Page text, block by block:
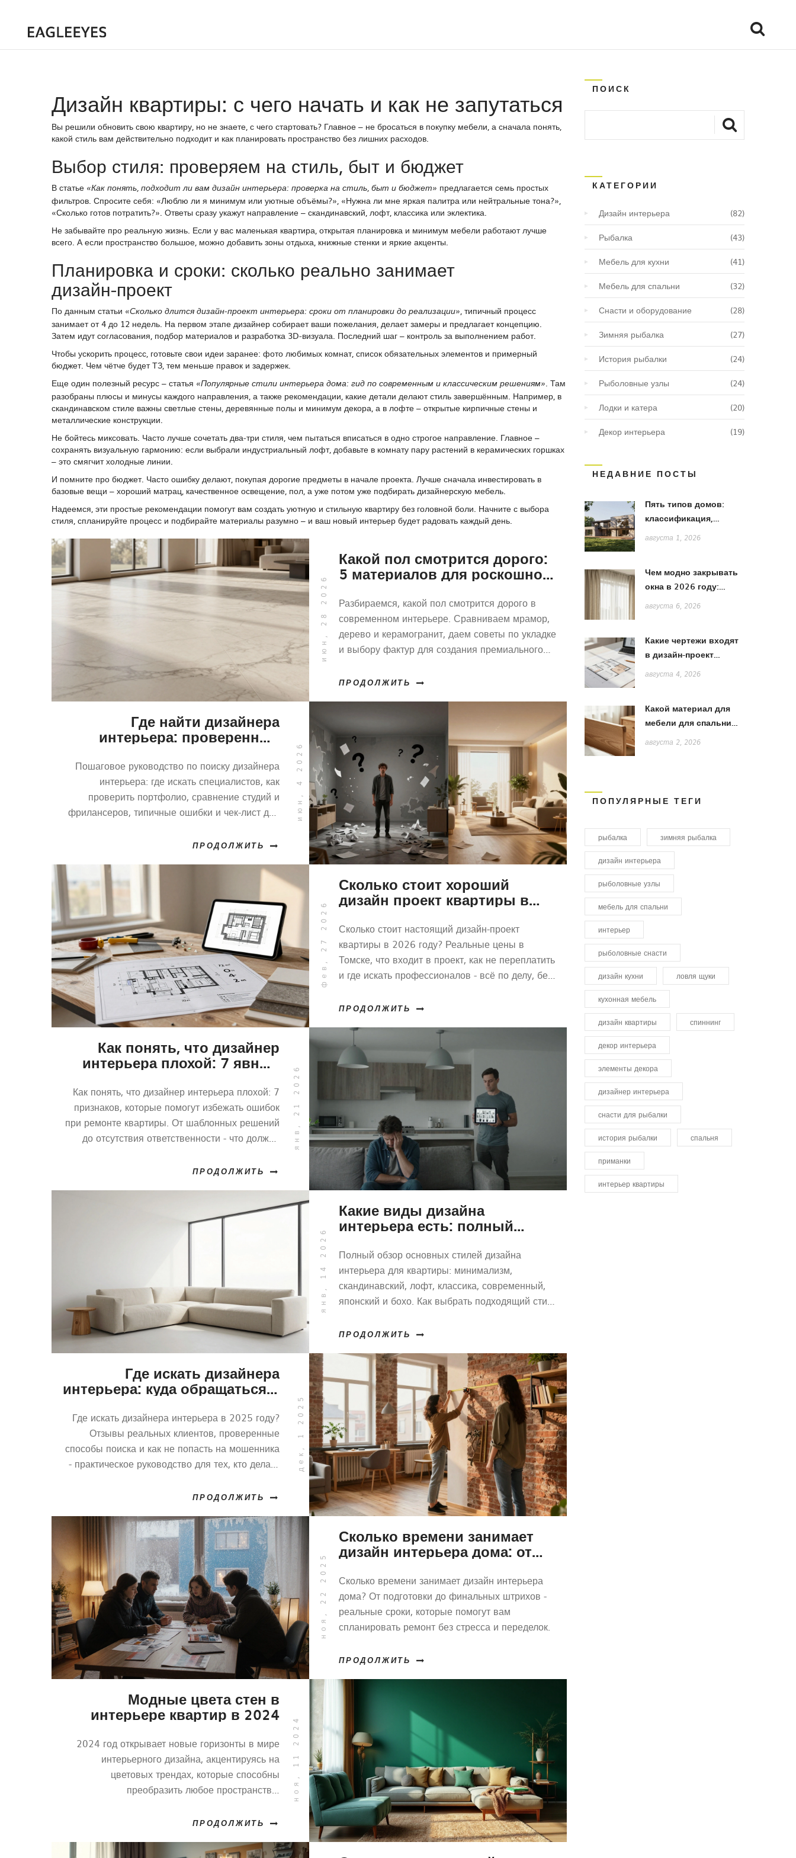
Дизайн квартиры: с чего начать и как не запутаться
Вы решили обновить свою квартиру, но не знаете, с чего стартовать? Главное – не бросаться в покупку мебели, а сначала понять,
какой стиль вам действительно подходит и как планировать пространство без лишних расходов.
Выбор стиля: проверяем на стиль, быт и бюджет
В статье «Как понять, подходит ли вам дизайн интерьера: проверка на стиль, быт и бюджет» предлагается семь простых
фильтров. Спросите себя: «Люблю ли я минимум или уютные объёмы?», «Нужна ли мне яркая палитра или нейтральные тона?»,
«Сколько готов потратить?». Ответы сразу укажут направление – скандинавский, лофт, классика или эклектика.
Не забывайте про реальную жизнь. Если у вас маленькая квартира, открытая планировка и минимум мебели работают лучше
всего. А если пространство большое, можно добавить зоны отдыха, книжные стенки и яркие акценты.
Планировка и сроки: сколько реально занимает
дизайн‑проект
По данным статьи «Сколько длится дизайн‑проект интерьера: сроки от планировки до реализации», типичный процесс
занимает от 4 до 12 недель. На первом этапе дизайнер собирает ваши пожелания, делает замеры и предлагает концепцию.
Затем идут согласования, подбор материалов и разработка 3D‑визуала. Последний шаг – контроль за выполнением работ.
Чтобы ускорить процесс, готовьте свои идеи заранее: фото любимых комнат, список обязательных элементов и примерный
бюджет. Чем чётче будет ТЗ, тем меньше правок и задержек.
Еще один полезный ресурс – статья «Популярные стили интерьера дома: гид по современным и классическим решениям». Там
разобраны плюсы и минусы каждого направления, а также рекомендации, какие детали делают стиль завершённым. Например, в
скандинавском стиле важны светлые стены, деревянные полы и минимум декора, а в лофте – открытые кирпичные стены и
металлические конструкции.
Не бойтесь миксовать. Часто лучше сочетать два‑три стиля, чем пытаться вписаться в одно строгое направление. Главное –
сохранять визуальную гармонию: если выбрали индустриальный лофт, добавьте в комнату пару растений в керамических горшках
– это смягчит холодные линии.
И помните про бюджет. Часто ошибку делают, покупая дорогие предметы в начале проекта. Лучше сначала инвестировать в
базовые вещи – хороший матрац, качественное освещение, пол, а уже потом уже подбирать дизайнерскую мебель.
Надеемся, эти простые рекомендации помогут вам создать уютную и стильную квартиру без головной боли. Начните с выбора
стиля, спланируйте процесс и подбирайте материалы разумно – и ваш новый интерьер будет радовать каждый день.
июн, 28 2026
Какой пол смотрится дорого:
5 материалов для роскошного
Разбираемся, какой пол смотрится дорого в
современном интерьере. Сравниваем мрамор,
дерево и керамогранит, даем советы по укладке
и выбору фактур для создания премиального
ПРОДОЛЖИТЬ
июн, 4 2026
Где найти дизайнера
интерьера: проверенные
выбору
Пошаговое руководство по поиску дизайнера
интерьера: где искать специалистов, как
проверить портфолио, сравнение студий и
фрилансеров, типичные ошибки и чек-лист для
ПРОДОЛЖИТЬ
фев, 27 2026
Сколько стоит хороший
дизайн проект квартиры в
Сколько стоит настоящий дизайн-проект
квартиры в 2026 году? Реальные цены в
Томске, что входит в проект, как не переплатить
и где искать профессионалов - всё по делу, без
ПРОДОЛЖИТЬ
янв, 21 2026
Как понять, что дизайнер
интерьера плохой: 7 явных
Как понять, что дизайнер интерьера плохой: 7
признаков, которые помогут избежать ошибок
при ремонте квартиры. От шаблонных решений
до отсутствия ответственности - что должно
ПРОДОЛЖИТЬ
янв, 14 2026
Какие виды дизайна
интерьера есть: полный
Полный обзор основных стилей дизайна
интерьера для квартиры: минимализм,
скандинавский, лофт, классика, современный,
японский и бохо. Как выбрать подходящий стиль
ПРОДОЛЖИТЬ
дек, 1 2025
Где искать дизайнера
интерьера: куда обращаться в
Где искать дизайнера интерьера в 2025 году?
Отзывы реальных клиентов, проверенные
способы поиска и как не попасть на мошенника
- практическое руководство для тех, кто делает
ПРОДОЛЖИТЬ
ноя, 22 2025
Сколько времени занимает
дизайн интерьера дома: от
Сколько времени занимает дизайн интерьера
дома? От подготовки до финальных штрихов -
реальные сроки, которые помогут вам
спланировать ремонт без стресса и переделок.
ПРОДОЛЖИТЬ
ноя, 11 2024
Модные цвета стен в
интерьере квартир в 2024
2024 год открывает новые горизонты в мире
интерьерного дизайна, акцентируясь на
цветовых трендах, которые способны
преобразить любое пространство.
нейтральных тонов к более насыщенным и
уникальную атмосферу. В статье
ПРОДОЛЖИТЬ
ПОИСК
КАТЕГОРИИ
Дизайн интерьера (82)
Рыбалка (43)
Мебель для кухни (41)
Мебель для спальни (32)
Снасти и оборудование (28)
Зимняя рыбалка (27)
История рыбалки (24)
Рыболовные узлы (24)
Лодки и катера (20)
Декор интерьера (19)
НЕДАВНИЕ ПОСТЫ
Пять типов домов:
классификация,
особенности и выбор
августа 1, 2026
Чем модно закрывать
окна в 2026 году:
тренды штор, жалюзи
августа 6, 2026
Какие чертежи входят
в дизайн-проект
квартиры: полный
августа 4, 2026
Какой материал для
мебели для спальни
лучше: сравнение
августа 2, 2026
ПОПУЛЯРНЫЕ ТЕГИ
рыбалка зимняя рыбалка
дизайн интерьера
рыболовные узлы
мебель для спальни
интерьер
рыболовные снасти
дизайн кухни ловля щуки
кухонная мебель
дизайн квартиры спиннинг
декор интерьера
элементы декора
дизайнер интерьера
снасти для рыбалки
история рыбалки спальня
приманки
интерьер квартиры